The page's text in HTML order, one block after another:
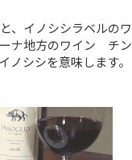
、イノシシラベルのワ
ナ地方のワイン チン
ノシシを意味します。